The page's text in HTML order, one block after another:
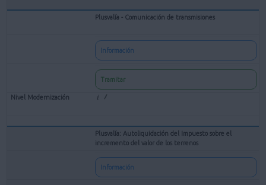
Plusvalía - Comunicación de transmisiones
Información
Tramitar
Plusvalía: Autoliquidación del Impuesto sobre el
incremento del valor de los terrenos
Información